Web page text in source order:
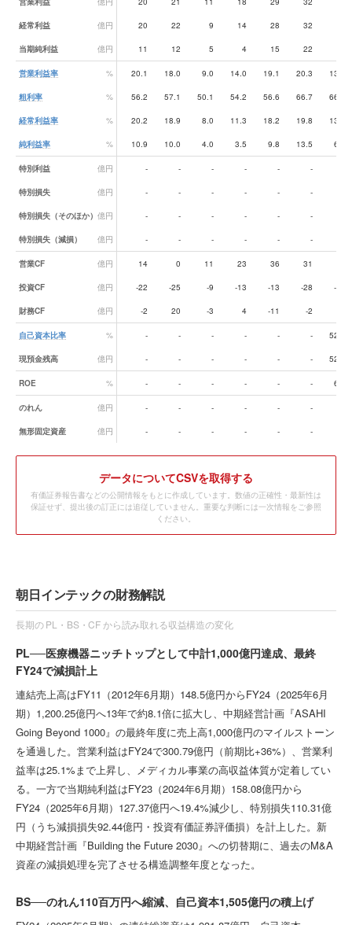
経常利益 億円 20 22 9 14 28 32
当期純利益 億円 11 12 5 4 15 22
営業利益率 % 20.1 18.0 9.0 14.0 19.1 20.3 13.7
粗利率 % 56.2 57.1 50.1 54.2 56.6 66.7 66.8
経常利益率 % 20.2 18.9 8.0 11.3 18.2 19.8 13.0
純利益率 % 10.9 10.0 4.0 3.5 9.8 13.5 6.5
特別利益 億円 - - - - - -
特別損失 億円 - - - - - -
特別損失（そのほか） 億円 - - - - - -
特別損失（減損） 億円 - - - - - -
営業CF 億円 14 0 11 23 36 31
投資CF 億円 -22 -25 -9 -13 -13 -28 -15
財務CF 億円 -2 20 -3 4 -11 -2
自己資本比率 % - - - - - - 52.7
現預金残高 億円 - - - - - - 52.6
ROE % - - - - - - 6.9
のれん 億円 - - - - - -
無形固定資産 億円 - - - - - -
データについてCSVを取得する
有価証券報告書などの公開情報をもとに作成しています。数値の正確性・最新性は
保証せず、提出後の訂正には追従していません。重要な判断には一次情報をご参照
ください。
朝日インテックの財務解説
長期の PL・BS・CF から読み取れる収益構造の変化
PL──医療機器ニッチトップとして中計1,000億円達成、最終
FY24で減損計上
連結売上高はFY11（2012年6月期）148.5億円からFY24（2025年6月
期）1,200.25億円へ13年で約8.1倍に拡大し、中期経営計画『ASAHI
Going Beyond 1000』の最終年度に売上高1,000億円のマイルストーン
を通過した。営業利益はFY24で300.79億円（前期比+36%）、営業利
益率は25.1%まで上昇し、メディカル事業の高収益体質が定着してい
る。一方で当期純利益はFY23（2024年6月期）158.08億円から
FY24（2025年6月期）127.37億円へ19.4%減少し、特別損失110.31億
円（うち減損損失92.44億円・投資有価証券評価損）を計上した。新
中期経営計画『Building the Future 2030』への切替期に、過去のM&A
資産の減損処理を完了させる構造調整年度となった。
BS──のれん110百万円へ縮減、自己資本1,505億円の積上げ